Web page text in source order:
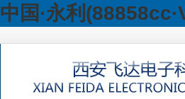
中国·永利